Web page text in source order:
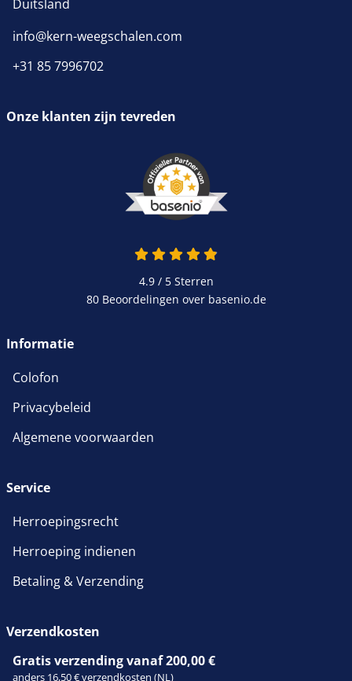
Duitsland
info@kern-weegschalen.com
+31 85 7996702
Onze klanten zijn tevreden
4.9 / 5Sterren
80 Beoordelingen over basenio.de
Informatie
Colofon
Privacybeleid
Algemene voorwaarden
Service
Herroepingsrecht
Herroeping indienen
Betaling & Verzending
Verzendkosten
Gratis verzending vanaf 200,00 €
anders 16,50 € verzendkosten (NL)